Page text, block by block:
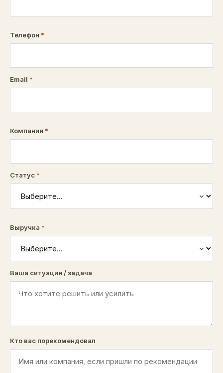
Телефон *
Email *
Компания *
Статус *
Выручка *
Ваша ситуация / задача
Кто вас порекомендовал